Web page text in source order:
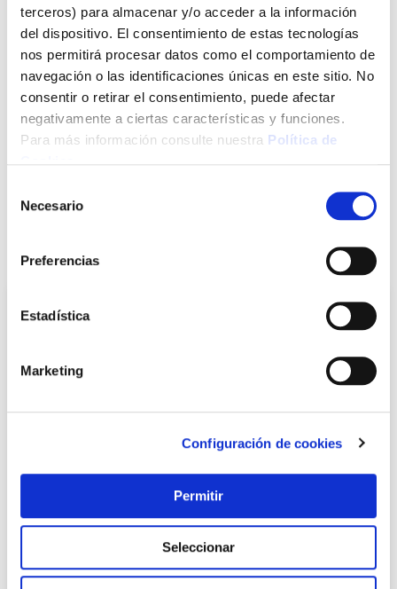
terceros) para almacenar y/o acceder a la información
del dispositivo. El consentimiento de estas tecnologías
nos permitirá procesar datos como el comportamiento de
navegación o las identificaciones únicas en este sitio. No
consentir o retirar el consentimiento, puede afectar
negativamente a ciertas características y funciones.
Para más información consulte nuestra Política de
Necesario
Preferencias
Estadística
Marketing
Configuración de cookies
Permitir
Seleccionar
Click&Collect - Recogida gratis
en nuestras tiendas
Envío a domicilio:
También te puede interesar
Meto
13,46 €